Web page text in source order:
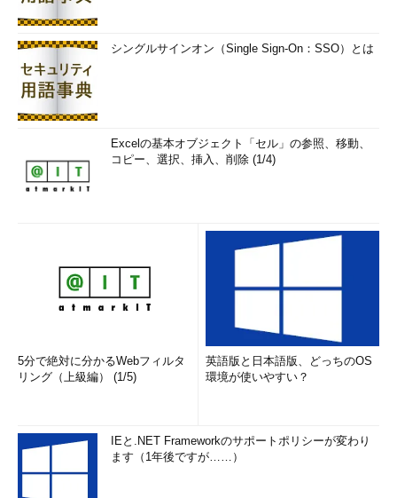
シングルサインオン（Single Sign-On：SSO）とは
Excelの基本オブジェクト「セル」の参照、移動、
コピー、選択、挿入、削除 (1/4)
5分で絶対に分かるWebフィルタ
リング（上級編） (1/5)
英語版と日本語版、どっちのOS
環境が使いやすい？
IEと.NET Frameworkのサポートポリシーが変わり
ます（1年後ですが……）